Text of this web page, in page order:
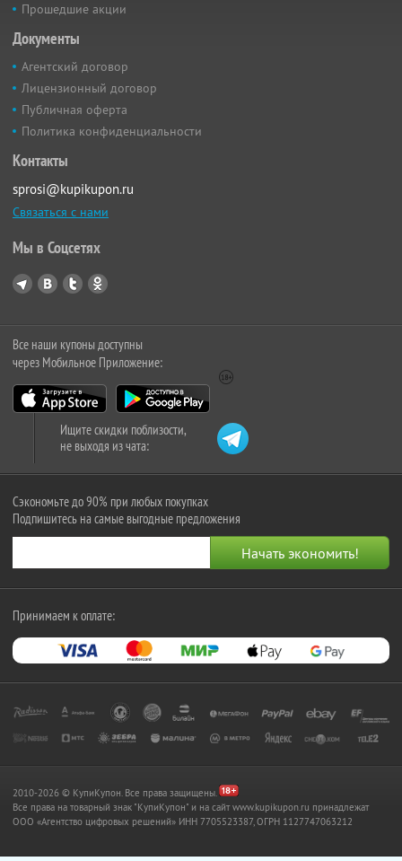
Прошедшие акции
Документы
Агентский договор
Лицензионный договор
Публичная оферта
Политика конфиденциальности
Контакты
sprosi@kupikupon.ru
Связаться с нами
Мы в Соцсетях
Все наши купоны доступны
через Мобильное Приложение:
Ищите скидки поблизости,
не выходя из чата:
Сэкономьте до 90% при любых покупках
Подпишитесь на самые выгодные предложения
Принимаем к оплате:
2010-2026 © КупиКупон. Все права защищены.
Все права на товарный знак "КупиКупон" и на сайт www.kupikupon.ru принадлежат
OOO «Агентство цифровых решений» ИНН 7705523387, ОГРН 1127747063212